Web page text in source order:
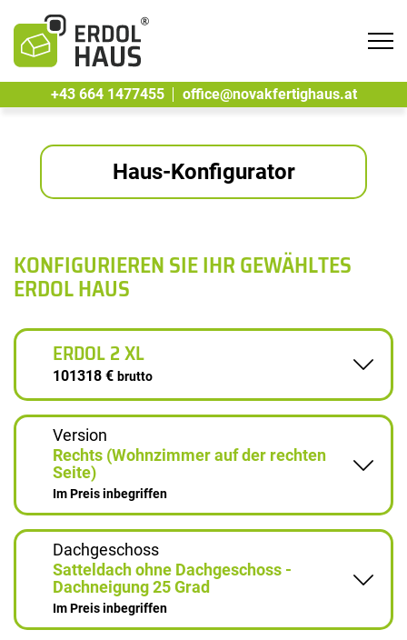
+43 664 1477455
office@novakfertighaus.at
Haus-Konfigurator
KONFIGURIEREN SIE IHR GEWÄHLTES
ERDOL HAUS
ERDOL 2 XL
101318 € brutto
Version
Rechts (Wohnzimmer auf der rechten
Seite)
Im Preis inbegriffen
Dachgeschoss
Satteldach ohne Dachgeschoss -
Dachneigung 25 Grad
Im Preis inbegriffen